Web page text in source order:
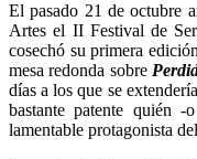
El pasado 21 de octubre
Artes el II Festival de
cosechó su primera
mesa redonda sobre
días a los que se
bastante patente quién
lamentable protagonista